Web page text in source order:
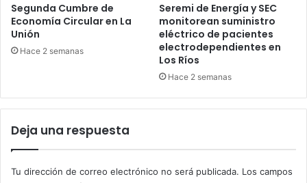
Segunda Cumbre de
Economía Circular en La
Unión
Hace 2 semanas
Seremi de Energía y SEC
monitorean suministro
eléctrico de pacientes
electrodependientes en
Los Ríos
Hace 2 semanas
Deja una respuesta
Tu dirección de correo electrónico no será publicada. Los campos